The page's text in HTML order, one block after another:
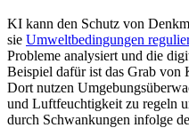
KI kann den Schutz von
sie Umweltbedingungen
Probleme analysiert und die
Beispiel dafür ist das Grab
Dort nutzen
und Luftfeuchtigkeit zu regeln
durch Schwankungen infolge